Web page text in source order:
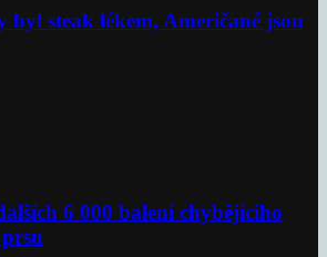
steak lékem, Američané jsou
6 000 balení chybějícího